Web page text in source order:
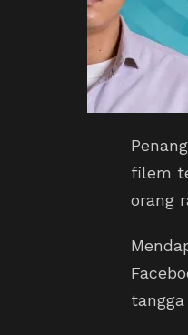
filem
orang